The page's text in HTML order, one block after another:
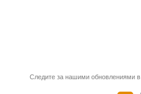
Следите за нашими обновлениями в